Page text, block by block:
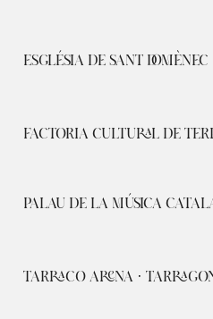
ESGLÉSIA DE SANT
FACTORIA CULTURAL DE
PALAU DE LA MÚSICA
TARRACO ARENA ·